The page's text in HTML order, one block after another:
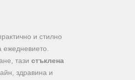
и стилно
ежедневието.
тази стъклена
здравина и